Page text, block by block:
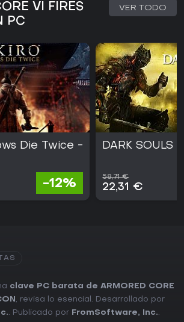
VI FIRES
PC
VER TODO
Die Twice -
-12%
DARK SOULS
58,71 €
22,31 €
clave PC barata de ARMORED CORE
, revisa lo esencial. Desarrollado por
. Publicado por FromSoftware, Inc..